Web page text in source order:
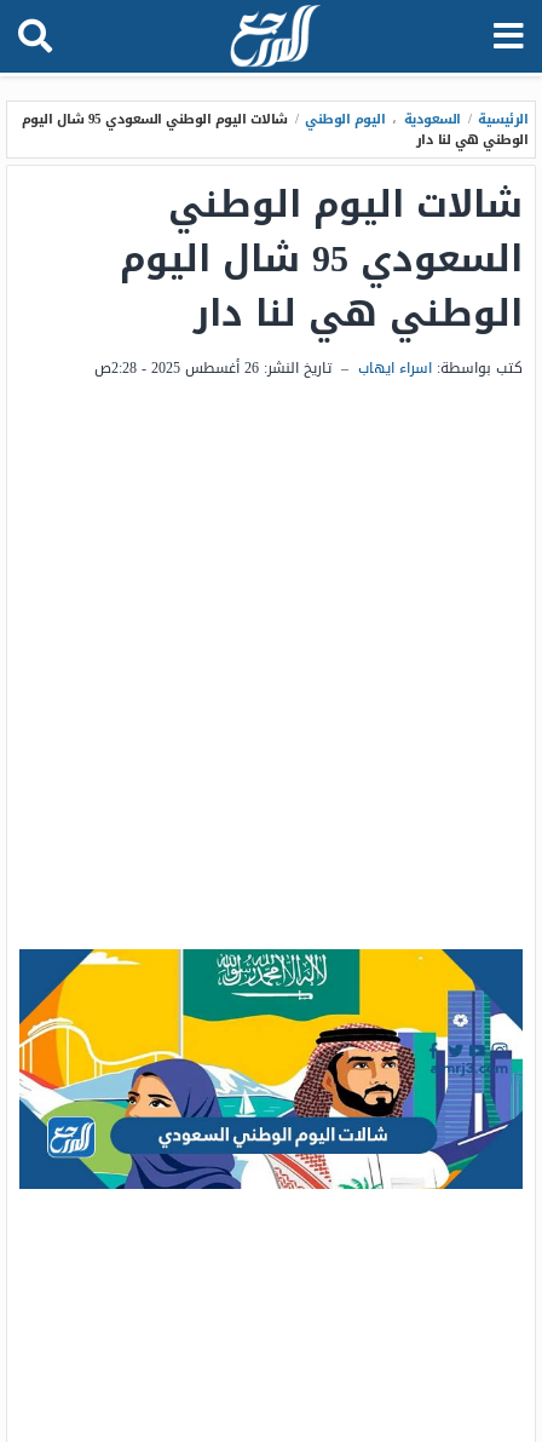
الرئيسية / السعودية ، اليوم الوطني /
شالات اليوم الوطني السعودي 95 شال اليوم
الوطني هي لنا دار
شالات اليوم الوطني
السعودي 95 شال اليوم
الوطني هي لنا دار
كتب بواسطة: اسراء ايهاب – تاريخ النشر: 26 أغسطس 2025 - 2:28ص